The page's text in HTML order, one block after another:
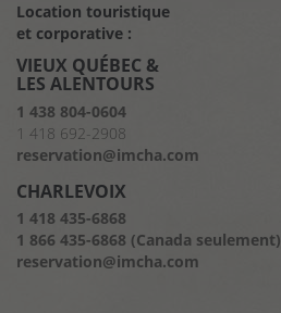
Location touristique
et corporative :
VIEUX QUÉBEC &
LES ALENTOURS
1 438 804-0604
1 418 692-2908
reservation@imcha.com
CHARLEVOIX
1 418 435-6868
1 866 435-6868 (Canada seulement)
reservation@imcha.com